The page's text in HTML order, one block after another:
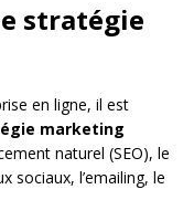
stratégie
en ligne, il est
marketing
naturel (SEO), le
sociaux, l’emailing, le